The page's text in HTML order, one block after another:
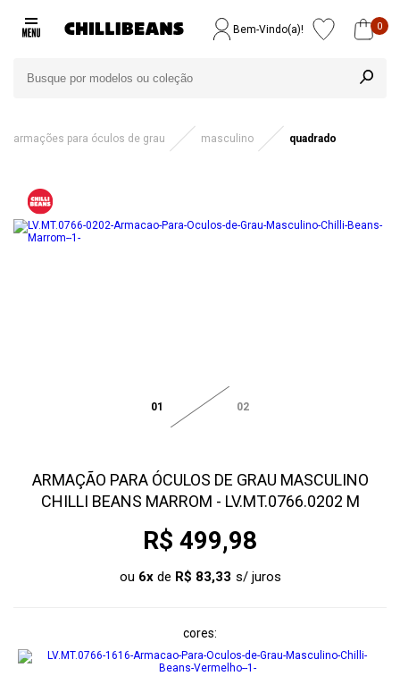
Bem-Vindo(a)! 0
armações para óculos de grau masculino quadrado
01 02
ARMAÇÃO PARA ÓCULOS DE GRAU MASCULINO
CHILLI BEANS MARROM - LV.MT.0766.0202 M
R$ 499,98
ou 6xde R$ 83,33
cores